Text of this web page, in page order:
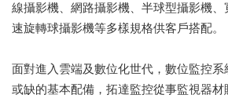
線攝影機、網路攝影機、半球型攝影機
速旋轉球攝影機等多樣規格供客戶搭配。
面對進入雲端及數位化世代，數位監控
或缺的基本配備，拓達監控從事監視器